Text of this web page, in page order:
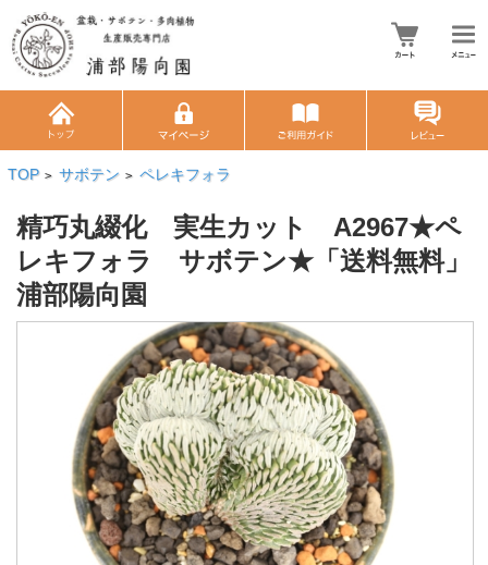
TOP > サボテン > ペレキフォラ
精巧丸綴化 実生カット A2967★ペ
レキフォラ サボテン★「送料無料」
浦部陽向園